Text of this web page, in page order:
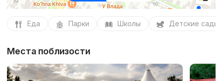
Еда Парки Школы Детские сады
Места поблизости